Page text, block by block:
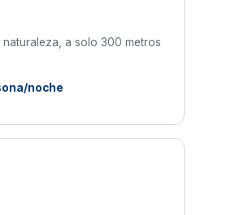
a solo 300 metros
noche